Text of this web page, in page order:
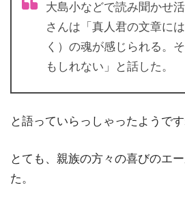
大島小などで読み聞かせ
さんは「真人君の文章に
く）の魂が感じられる。
もしれない」と話した。
と語っていらっしゃったようです
とても、親族の方々の喜びのエ
た。